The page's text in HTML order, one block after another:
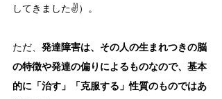
してきました✌️）。
ただ、 発達障害は、その人の生まれつきの脳
の特徴や発達の偏りによるものなので、基本
的に「治す」「克服する」性質のものではあ